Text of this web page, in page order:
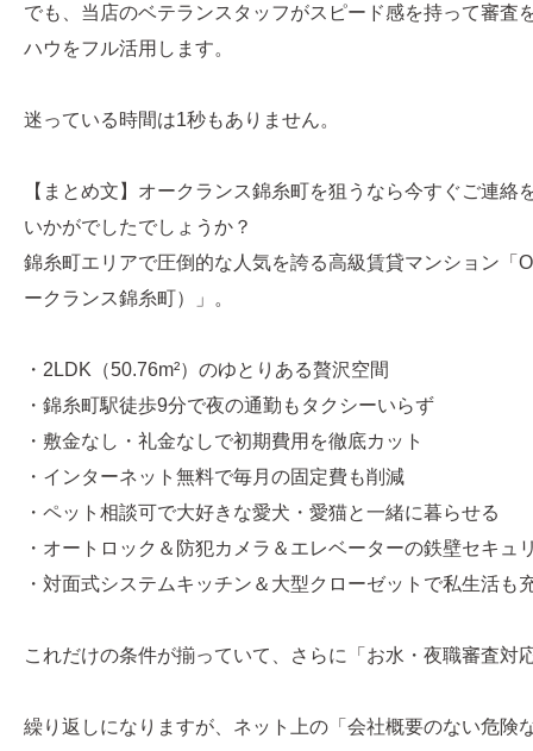
でも、当店のベテランスタッフがスピード感を持って審査
ハウをフル活用します。
迷っている時間は1秒もありません。
【まとめ文】オークランス錦糸町を狙うなら今すぐご連絡
いかがでしたでしょうか？
錦糸町エリアで圧倒的な人気を誇る高級賃貸マンション「
ークランス錦糸町）」。
・2LDK（50.76m²）のゆとりある贅沢空間
・錦糸町駅徒歩9分で夜の通勤もタクシーいらず
・敷金なし・礼金なしで初期費用を徹底カット
・インターネット無料で毎月の固定費も削減
・ペット相談可で大好きな愛犬・愛猫と一緒に暮らせる
・オートロック＆防犯カメラ＆エレベーターの鉄壁セキュ
・対面式システムキッチン＆大型クローゼットで私生活も
これだけの条件が揃っていて、さらに「お水・夜職審査対
繰り返しになりますが、ネット上の「会社概要のない危険